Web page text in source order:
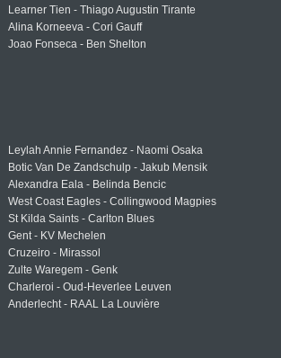
Learner Tien - Thiago Augustin Tirante
Alina Korneeva - Cori Gauff
Joao Fonseca - Ben Shelton
Leylah Annie Fernandez - Naomi Osaka
Botic Van De Zandschulp - Jakub Mensik
Alexandra Eala - Belinda Bencic
West Coast Eagles - Collingwood Magpies
St Kilda Saints - Carlton Blues
Gent - KV Mechelen
Cruzeiro - Mirassol
Zulte Waregem - Genk
Charleroi - Oud-Heverlee Leuven
Anderlecht - RAAL La Louvière